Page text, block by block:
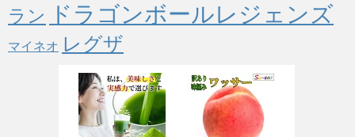
ラン
ドラゴンボールレジェンズ
マイネオ レグザ